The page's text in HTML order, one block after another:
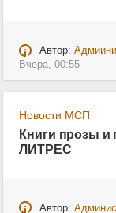
Автор:
Вчера, 00:55
Новости МСП
Книги прозы и
ЛИТРЕС
Автор: